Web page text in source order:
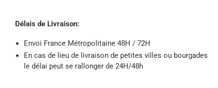
Délais de Livraison:
Envoi France Métropolitaine 48H / 72H
En cas de lieu de livraison de petites villes ou bourgades
le délai peut se rallonger de 24H/48h